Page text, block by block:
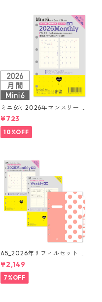
ミニ6穴 2026年マンスリー 月
間ブロック+LOVEドット罫 シ
ステム手帳リフィル
¥723
10%OFF
A5_2026年リフィルセット シ
ステム手帳 ★送料無料★
¥2,149
7%OFF